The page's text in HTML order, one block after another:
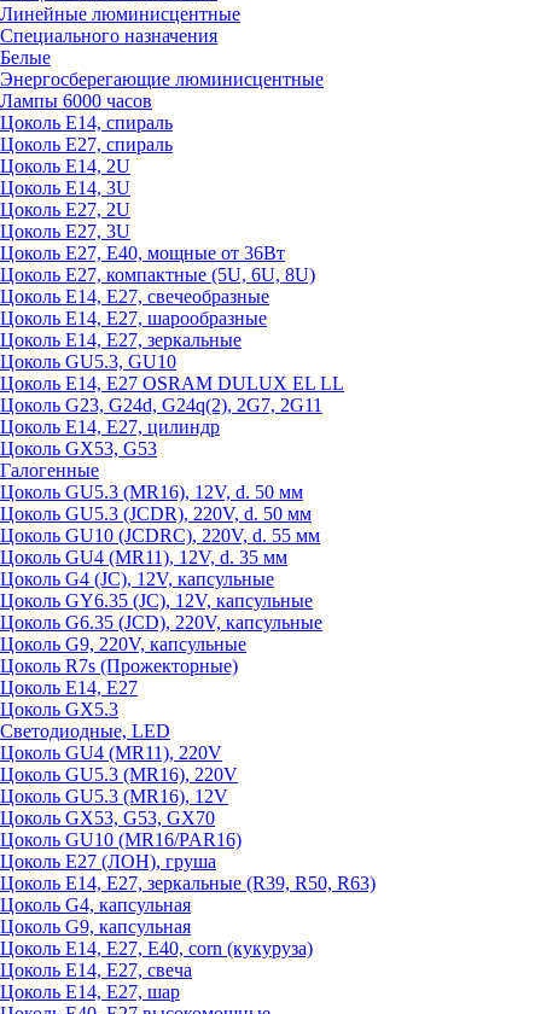
Линейные люминисцентные
Специального назначения
Белые
Энергосберегающие люминисцентные
Лампы 6000 часов
Цоколь Е14, спираль
Цоколь Е27, спираль
Цоколь Е14, 2U
Цоколь Е14, 3U
Цоколь Е27, 2U
Цоколь Е27, 3U
Цоколь Е27, Е40, мощные от 36Вт
Цоколь Е27, компактные (5U, 6U, 8U)
Цоколь Е14, Е27, свечеобразные
Цоколь Е14, Е27, шарообразные
Цоколь Е14, Е27, зеркальные
Цоколь GU5.3, GU10
Цоколь Е14, Е27 OSRAM DULUX EL LL
Цоколь G23, G24d, G24q(2), 2G7, 2G11
Цоколь Е14, Е27, цилиндр
Цоколь GX53, G53
Галогенные
Цоколь GU5.3 (MR16), 12V, d. 50 мм
Цоколь GU5.3 (JCDR), 220V, d. 50 мм
Цоколь GU10 (JCDRC), 220V, d. 55 мм
Цоколь GU4 (MR11), 12V, d. 35 мм
Цоколь G4 (JC), 12V, капсульные
Цоколь GY6.35 (JC), 12V, капсульные
Цоколь G6.35 (JCD), 220V, капсульные
Цоколь G9, 220V, капсульные
Цоколь R7s (Прожекторные)
Цоколь E14, E27
Цоколь GX5.3
Светодиодные, LED
Цоколь GU4 (MR11), 220V
Цоколь GU5.3 (MR16), 220V
Цоколь GU5.3 (MR16), 12V
Цоколь GX53, G53, GX70
Цоколь GU10 (MR16/PAR16)
Цоколь Е27 (ЛОН), груша
Цоколь Е14, Е27, зеркальные (R39, R50, R63)
Цоколь G4, капсульная
Цоколь G9, капсульная
Цоколь Е14, Е27, Е40, corn (кукуруза)
Цоколь Е14, Е27, свеча
Цоколь Е14, Е27, шар